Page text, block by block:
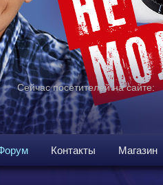
Сейчас посетителей на сайте:
Контакты Магазин